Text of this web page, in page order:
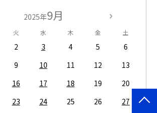
2025年9月
火 水 木 金 土
2 3 4 5
6
9 10 11 12
13
16 17 18 19
20
23 24 25 26 27